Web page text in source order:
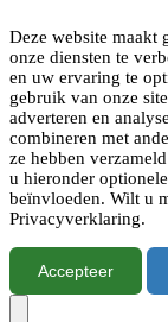
Deze website maakt
onze diensten te
en uw ervaring te
gebruik van onze
adverteren en
combineren met
ze hebben
u hieronder
beïnvloeden. Wilt u
Privacyverklaring.
Accepteer